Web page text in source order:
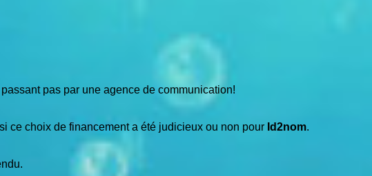
pas par une agence de communication!
ce choix de financement a été judicieux ou non pour Id2nom.